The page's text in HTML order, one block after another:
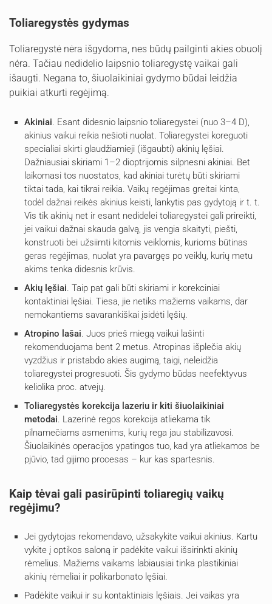
Toliaregystės gydymas
Toliaregystė nėra išgydoma, nes būdų pailginti akies obuolį
nėra. Tačiau nedidelio laipsnio toliaregystę vaikai gali
išaugti. Negana to, šiuolaikiniai gydymo būdai leidžia
puikiai atkurti regėjimą.
Akiniai. Esant didesnio laipsnio toliaregystei (nuo 3–4 D),
akinius vaikui reikia nešioti nuolat. Toliaregystei koreguoti
specialiai skirti glaudžiamieji (išgaubti) akinių lęšiai.
Dažniausiai skiriami 1–2 dioptrijomis silpnesni akiniai. Bet
laikomasi tos nuostatos, kad akiniai turėtų būti skiriami
tiktai tada, kai tikrai reikia. Vaikų regėjimas greitai kinta,
todėl dažnai reikės akinius keisti, lankytis pas gydytoją ir t. t.
Vis tik akinių net ir esant nedidelei toliaregystei gali prireikti,
jei vaikui dažnai skauda galvą, jis vengia skaityti, piešti,
konstruoti bei užsiimti kitomis veiklomis, kurioms būtinas
geras regėjimas, nuolat yra pavargęs po veiklų, kurių metu
akims tenka didesnis krūvis.
Akių lęšiai. Taip pat gali būti skiriami ir korekciniai
kontaktiniai lęšiai. Tiesa, jie netiks mažiems vaikams, dar
nemokantiems savarankiškai įsidėti lęšių.
Atropino lašai. Juos prieš miegą vaikui lašinti
rekomenduojama bent 2 metus. Atropinas išplečia akių
vyzdžius ir pristabdo akies augimą, taigi, neleidžia
toliaregystei progresuoti. Šis gydymo būdas neefektyvus
keliolika proc. atvejų.
Toliaregystės korekcija lazeriu ir kiti šiuolaikiniai
metodai. Lazerinė regos korekcija atliekama tik
pilnamečiams asmenims, kurių rega jau stabilizavosi.
Šiuolaikinės operacijos ypatingos tuo, kad yra atliekamos be
pjūvio, tad gijimo procesas – kur kas spartesnis.
Kaip tėvai gali pasirūpinti toliaregių vaikų
regėjimu?
Jei gydytojas rekomendavo, užsakykite vaikui akinius. Kartu
vykite į optikos saloną ir padėkite vaikui išsirinkti akinių
rėmelius. Mažiems vaikams labiausiai tinka plastikiniai
akinių rėmeliai ir polikarbonato lęšiai.
Padėkite vaikui ir su kontaktiniais lęšiais. Jei vaikas yra